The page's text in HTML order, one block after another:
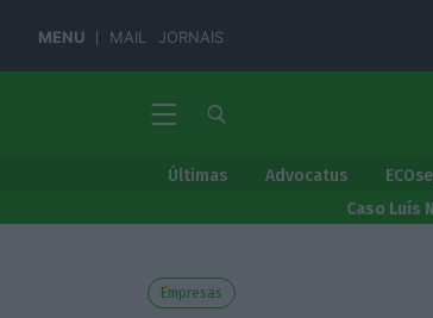
MENU MAIL JORNAIS
Últimas Advocatus
Caso Luís
Empresas